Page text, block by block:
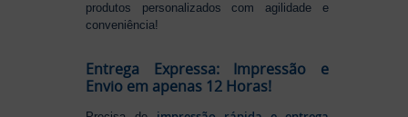
produtos personalizados com agilidade e
conveniência!
Entrega Expressa: Impressão e
Envio em apenas 12 Horas!